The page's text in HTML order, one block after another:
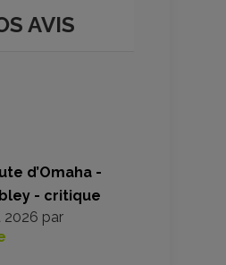
AVIS
d’Omaha -
- critique
2026 par